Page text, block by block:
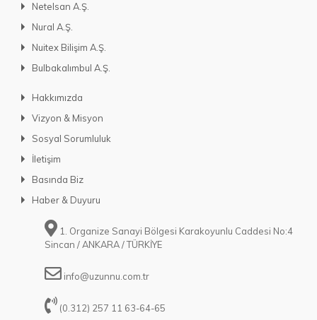
Netelsan A.Ş.
Nural A.Ş.
Nuitex Bilişim A.Ş.
Bulbakalımbul A.Ş.
Hakkımızda
Vizyon & Misyon
Sosyal Sorumluluk
İletişim
Basında Biz
Haber & Duyuru
1. Organize Sanayi Bölgesi Karakoyunlu Caddesi No:4
Sincan / ANKARA / TÜRKİYE
info@uzunnu.com.tr
(0.312) 257 11 63-64-65